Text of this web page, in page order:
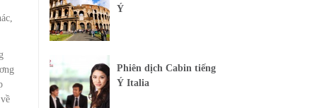
Ý
Phiên dịch Cabin tiếng
Ý Italia